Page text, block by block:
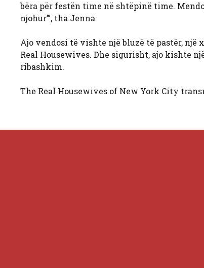
bëra për festën time në shtëpinë time.
njohur’”, tha Jenna.
Ajo vendosi të vishte një bluzë të pastër,
Real Housewives. Dhe sigurisht, ajo kishte
ribashkim.
The Real Housewives of New York City